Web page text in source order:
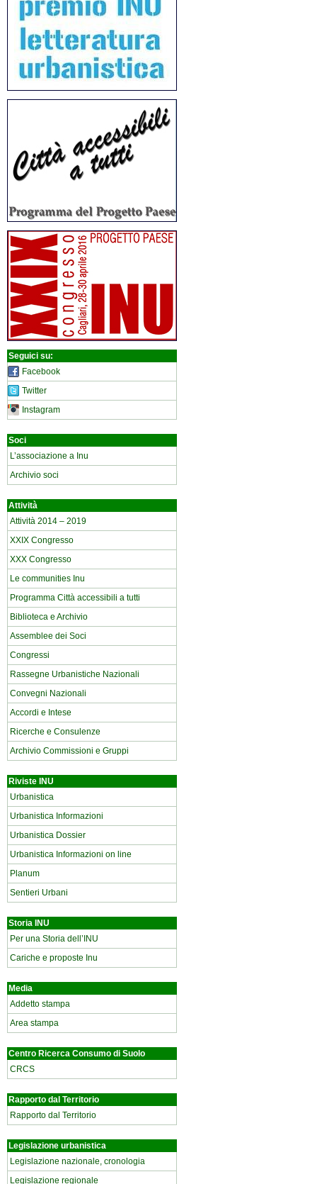
Seguici su:
Facebook
Twitter
Instagram
Soci
L’associazione a Inu
Archivio soci
Attività
Attività 2014 – 2019
XXIX Congresso
XXX Congresso
Le communities Inu
Programma Città accessibili a tutti
Biblioteca e Archivio
Assemblee dei Soci
Congressi
Rassegne Urbanistiche Nazionali
Convegni Nazionali
Accordi e Intese
Ricerche e Consulenze
Archivio Commissioni e Gruppi
Riviste INU
Urbanistica
Urbanistica Informazioni
Urbanistica Dossier
Urbanistica Informazioni on line
Planum
Sentieri Urbani
Storia INU
Per una Storia dell’INU
Cariche e proposte Inu
Media
Addetto stampa
Area stampa
Centro Ricerca Consumo di Suolo
CRCS
Rapporto dal Territorio
Rapporto dal Territorio
Legislazione urbanistica
Legislazione nazionale, cronologia
Legislazione regionale